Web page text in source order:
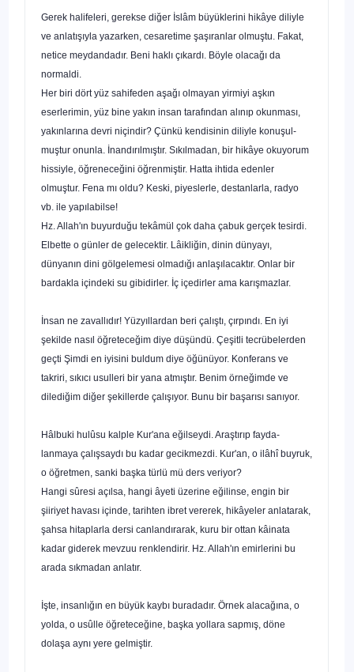
Gerek halifeleri, gerekse diğer İslâm büyüklerini hikâye diliyle
ve anlatışıyla yazarken, cesaretime şaşıranlar olmuştu. Fakat,
netice meydandadır. Beni haklı çıkardı. Böyle olacağı da
normaldi.
Her biri dört yüz sahifeden aşağı olmayan yirmiyi aşkın
eserlerimin, yüz bine yakın insan tarafından alınıp okunması,
yakınlarına devri niçindir? Çünkü kendisinin diliyle konuşul­
muştur onunla. İnandırılmıştır. Sıkılmadan, bir hikâye okuyo­rum
hissiyle, öğreneceğini öğrenmiştir. Hatta ihtida edenler
olmuştur. Fena mı oldu? Keski, piyeslerle, destanlarla, radyo
vb. ile yapılabilse!
Hz. Allah'ın buyurduğu tekâmül çok daha çabuk gerçek tesirdi.
Elbette o günler de gelecektir. Lâikliğin, dinin dünya­yı,
dünyanın dini gölgelemesi olmadığı anlaşılacaktır. Onlar bir
bardakla içindeki su gibidirler. İç içedirler ama karışmazlar.
İnsan ne zavallıdır! Yüzyıllardan beri çalıştı, çırpındı. En iyi
şekilde nasıl öğreteceğim diye düşündü. Çeşitli tecrübeler­den
geçti Şimdi en iyisini buldum diye öğünüyor. Konferans ve
takriri, sıkıcı usulleri bir yana atmıştır. Benim örneğimde ve
dilediğim diğer şekillerde çalışıyor. Bunu bir başarısı sanıyor.
Hâlbuki hulûsu kalple Kur'ana eğilseydi. Araştırıp fayda­
lanmaya çalışsaydı bu kadar gecikmezdi. Kur'an, o ilâhî buy­ruk,
o öğretmen, sanki başka türlü mü ders veriyor?
Hangi sûresi açılsa, hangi âyeti üzerine eğilinse, engin bir
şiiriyet havası içinde, tarihten ibret vererek, hikâyeler anlata­rak,
şahsa hitaplarla dersi canlandırarak, kuru bir ottan kâinata
kadar giderek mevzuu renklendirir. Hz. Allah'ın emirlerini bu
arada sıkmadan anlatır.
İşte, insanlığın en büyük kaybı buradadır. Örnek alacağı­na, o
yolda, o usûlle öğreteceğine, başka yollara sapmış, döne
dolaşa aynı yere gelmiştir.